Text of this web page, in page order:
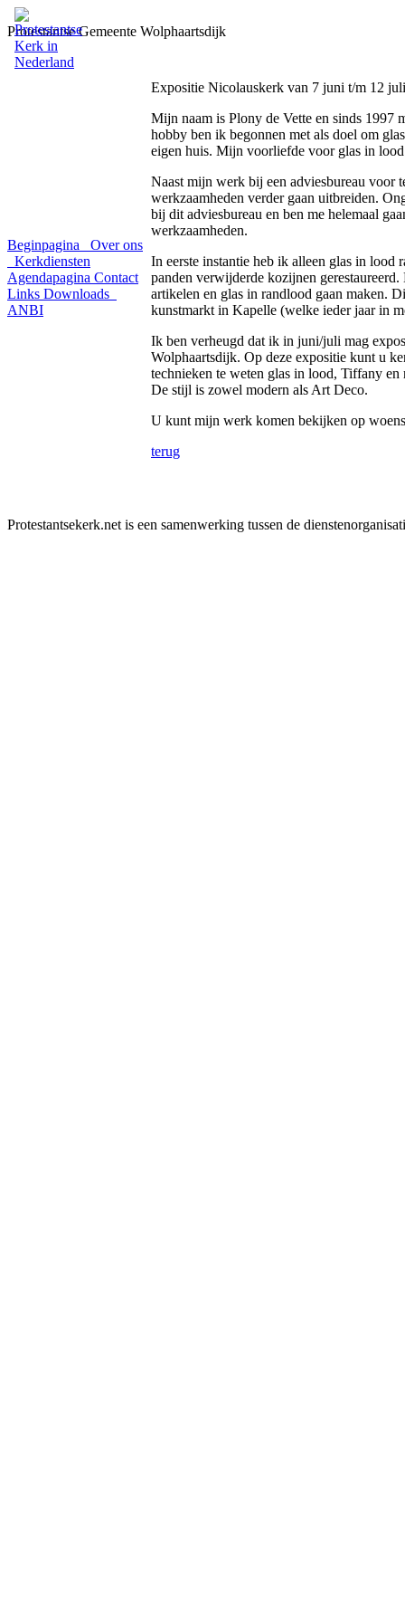
Protestantse Gemeente Wolphaartsdijk
Beginpagina
Over ons
Kerkdiensten
Agendapagina Contact
Links Downloads
ANBI
Expositie Nicolauskerk van 7 juni t/m 12
Mijn naam is Plony de Vette en sinds 1997
hobby ben ik begonnen met als doel om
eigen huis. Mijn voorliefde voor glas in
Naast mijn werk bij een adviesbureau voor
werkzaamheden verder gaan uitbreiden.
bij dit adviesbureau en ben me helemaal
werkzaamheden.
In eerste instantie heb ik alleen glas in lood
panden verwijderde kozijnen
artikelen en glas in randlood gaan maken.
kunstmarkt in Kapelle (welke ieder jaar in
Ik ben verheugd dat ik in juni/juli mag
Wolphaartsdijk. Op deze expositie kunt u
technieken te weten glas in lood, Tiffany
De stijl is zowel modern als Art Deco.
U kunt mijn werk komen bekijken op
terug
Protestantsekerk.net is een samenwerking tussen de